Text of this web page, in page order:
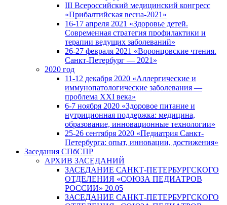
III Всероссийский медицинский конгресс
«Прибалтийская весна-2021»
16-17 апреля 2021 «Здоровье детей.
Современная стратегия профилактики и
терапии ведущих заболеваний»
26-27 февраля 2021 «Воронцовские чтения.
Санкт-Петербург — 2021»
2020 год
11-12 декабря 2020 «Аллергические и
иммунопатологические заболевания —
проблема XXI века»
6-7 ноября 2020 «Здоровое питание и
нутриционная поддержка: медицина,
образование, инновационные технологии»
25-26 сентября 2020 «Педиатрия Санкт-
Петербурга: опыт, инновации, достижения»
Заседания СПбСПР
АРХИВ ЗАСЕДАНИЙ
ЗАСЕДАНИЕ САНКТ-ПЕТЕРБУРГСКОГО
ОТДЕЛЕНИЯ «СОЮЗА ПЕДИАТРОВ
РОССИИ» 20.05
ЗАСЕДАНИЕ САНКТ-ПЕТЕРБУРГСКОГО